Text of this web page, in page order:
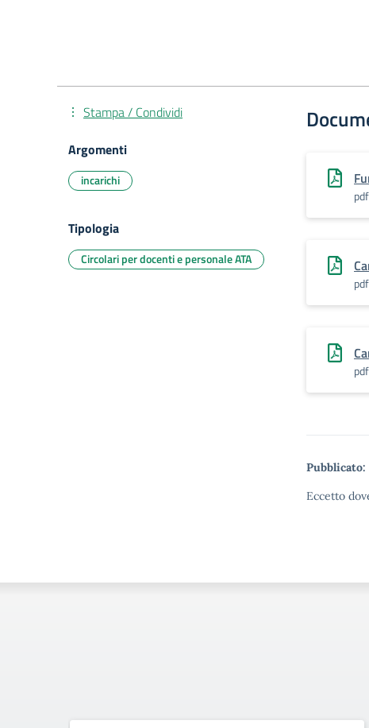
Pubblicato:
Eccetto
Stampa / Condividi
Argomenti
incarichi
Tipologia
Circolari per docenti e personale ATA